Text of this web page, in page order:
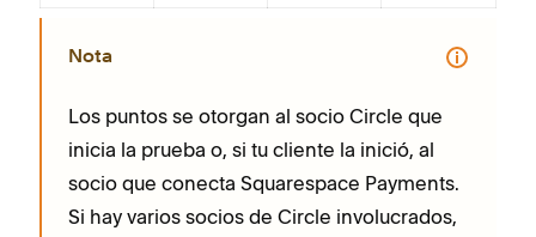
Nota
Los puntos se otorgan al socio Circle que
inicia la prueba o, si tu cliente la inició, al
socio que conecta Squarespace Payments.
Si hay varios socios de Circle involucrados,